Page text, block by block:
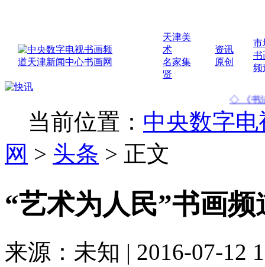
天津美
术
名家集
贤
资讯
原创
市
书
频
◇ 《书法不
当前位置： 中央数字
网 > 头条 > 正文
“艺术为人民”书画
来源：未知 | 2016-07-12